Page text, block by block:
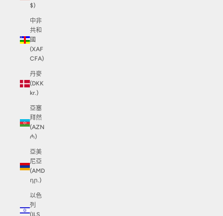
$)
中非
共和
國
(XAF
CFA)
丹麥
(DKK
kr.)
亞塞
拜然
(AZN
₼)
亞美
尼亞
(AMD
դր.)
以色
列
(ILS